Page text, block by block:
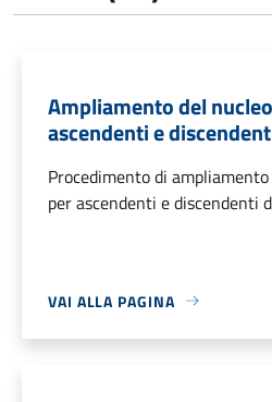
Ampliamento del
ascendenti e
Procedimento di
per ascendenti e discendenti
VAI ALLA PAGINA